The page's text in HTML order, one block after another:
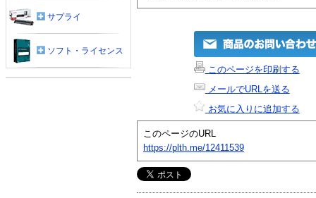
このページを印刷する
メールでURLを送る
お気に入りに追加する
このページのURL
https://plth.me/12411539
サプライ
ソフト・ライセンス